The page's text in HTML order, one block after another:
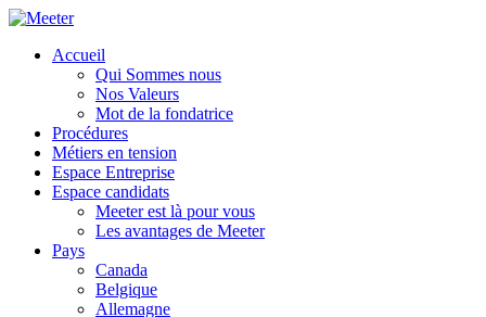
Accueil
Qui Sommes nous
Nos Valeurs
Mot de la fondatrice
Procédures
Métiers en tension
Espace Entreprise
Espace candidats
Meeter est là pour vous
Les avantages de Meeter
Pays
Canada
Belgique
Allemagne